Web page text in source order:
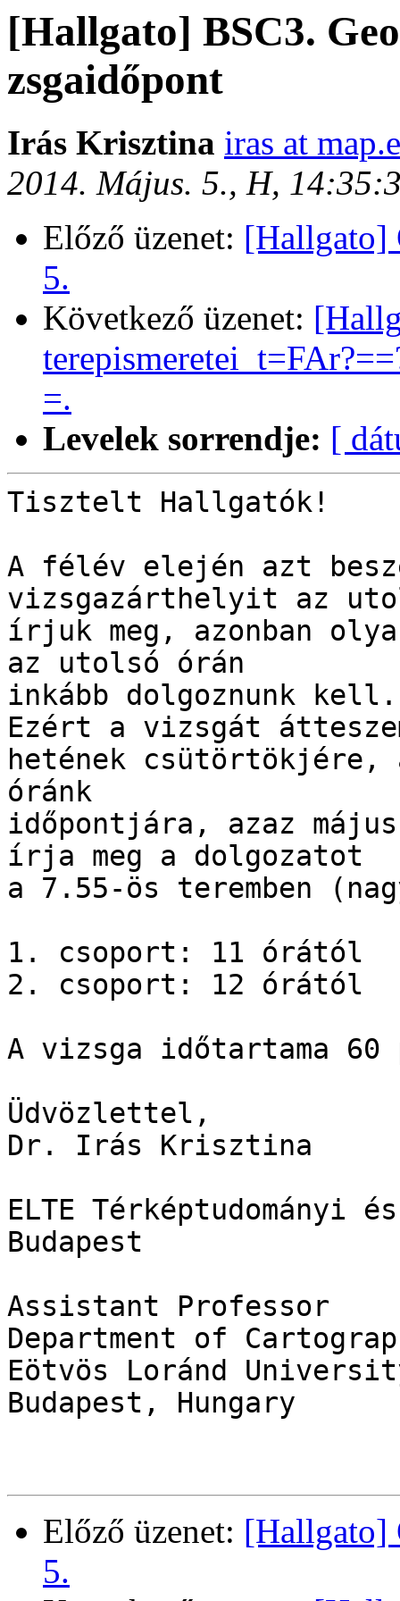
[Hallgato] BSC3.
zsgaidőpont
Irás Krisztina iras at
2014. Május. 5., H,
Előző üzenet: [Hallgato]
5.
Következő üzenet:
=.
Levelek sorrendje: [
Tisztelt Hallgatók!
A félév elején azt
vizsgazárthelyit az
írjuk meg, azonban
az utolsó órán
inkább dolgoznunk
Ezért a vizsgát
hetének
óránk
időpontjára, azaz
írja meg a dolgozatot
a 7.55-ös teremben
1. csoport: 11 órától
2. csoport: 12 órától
A vizsga időtartama 60
Üdvözlettel,
Dr. Irás Krisztina
ELTE Térképtudományi
Budapest
Assistant Professor
Department of
Eötvös Loránd
Budapest, Hungary
Előző üzenet: [Hallgato]
5.